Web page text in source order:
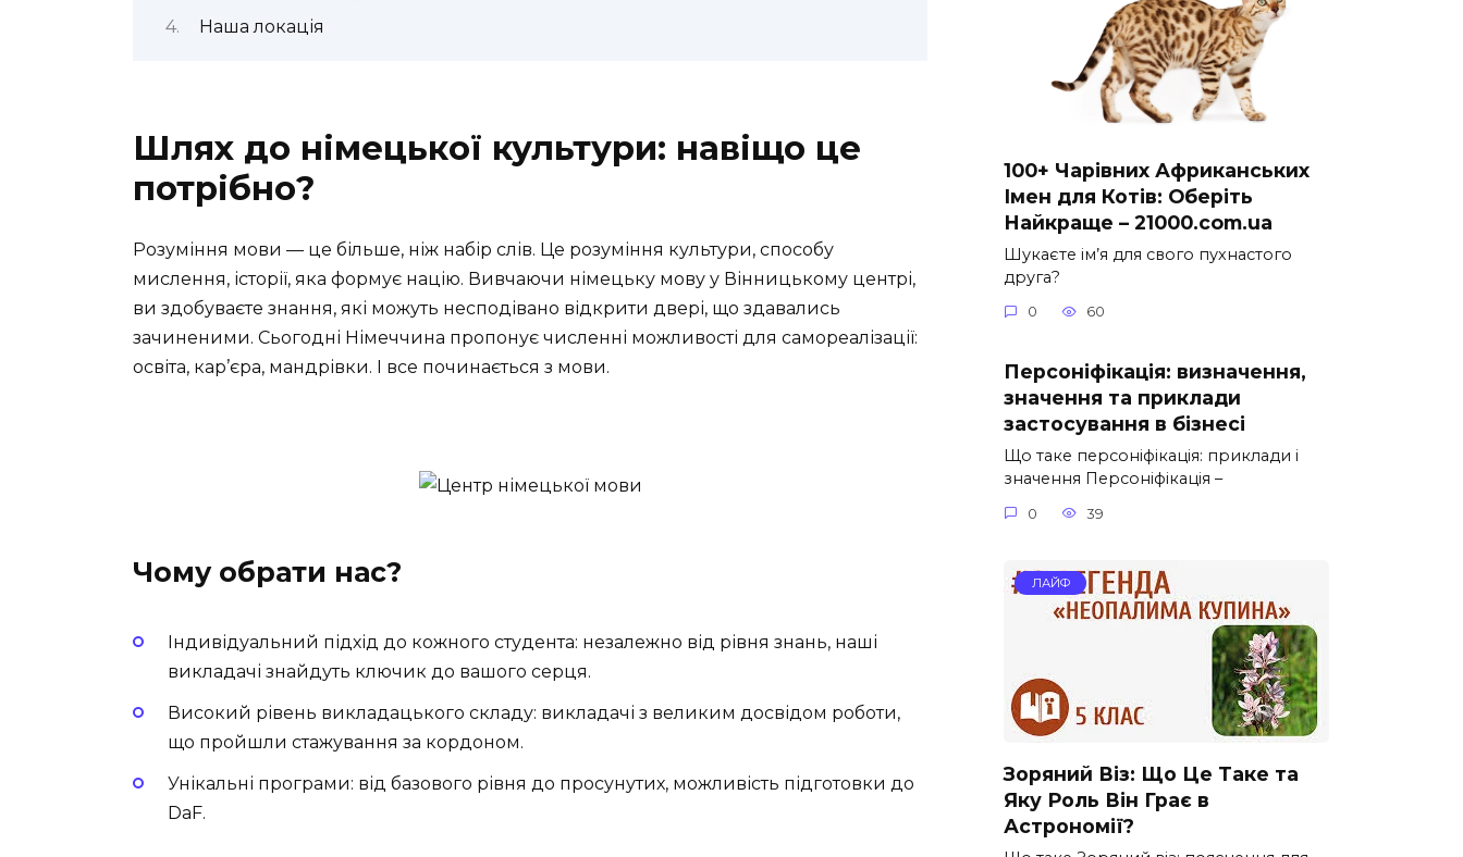
Наша локація
Шлях до німецької культури: навіщо це
потрібно?
Розуміння мови — це більше, ніж набір слів. Це розуміння культури, способу
мислення, історії, яка формує націю. Вивчаючи німецьку мову у Вінницькому центрі,
ви здобуваєте знання, які можуть несподівано відкрити двері, що здавались
зачиненими. Сьогодні Німеччина пропонує численні можливості для самореалізації:
освіта, кар’єра, мандрівки. І все починається з мови.
Чому обрати нас?
Індивідуальний підхід до кожного студента: незалежно від рівня знань, наші
викладачі знайдуть ключик до вашого серця.
Високий рівень викладацького складу: викладачі з великим досвідом роботи,
що пройшли стажування за кордоном.
Унікальні програми: від базового рівня до просунутих, можливість підготовки до
DaF.
100+ Чарівних Африканських
Імен для Котів: Оберіть
Найкраще – 21000.com.ua
Шукаєте ім’я для свого пухнастого
друга?
0 60
Персоніфікація: визначення,
значення та приклади
застосування в бізнесі
Що таке персоніфікація: приклади і
значення Персоніфікація –
0 39
ЛАЙФ
Зоряний Віз: Що Це Таке та
Яку Роль Він Грає в
Астрономії?